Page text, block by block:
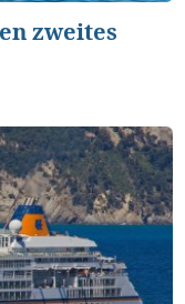
zweites